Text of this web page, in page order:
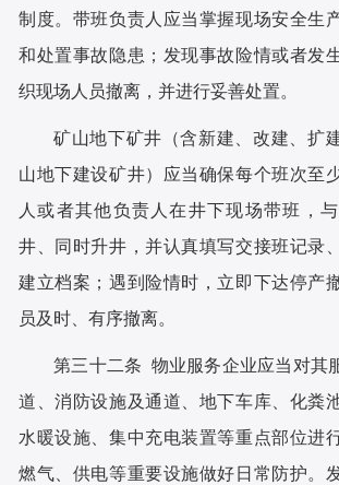
制度。带班负责人应当掌握现场安全生
和处置事故隐患；发现事故险情或者发
织现场人员撤离，并进行妥善处置。
矿山地下矿井（含新建、改建、扩
山地下建设矿井）应当确保每个班次至
人或者其他负责人在井下现场带班，
井、同时升井，并认真填写交接班记录
建立档案；遇到险情时，立即下达停产
员及时、有序撤离。
第三十二条 物业服务企业应当对其
道、消防设施及通道、地下车库、化粪
水暖设施、集中充电装置等重点部位进
燃气、供电等重要设施做好日常防护。